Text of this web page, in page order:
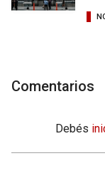
Comentarios
Debés